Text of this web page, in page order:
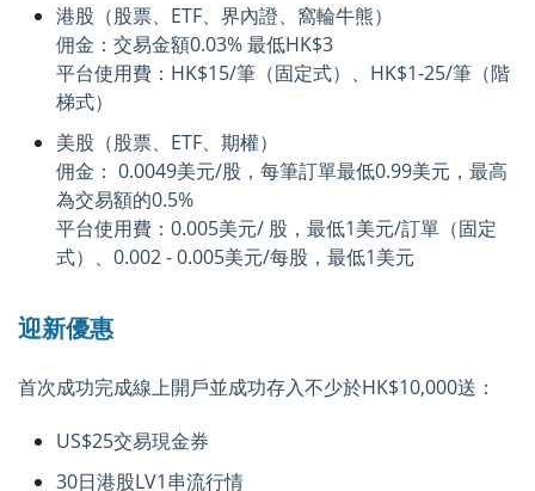
港股（股票、ETF、界內證、窩輪牛熊）
佣金：交易金額0.03% 最低HK$3
平台使用費：HK$15/筆（固定式）、HK$1-25/筆（階
梯式）
美股（股票、ETF、期權）
佣金： 0.0049美元/股，每筆訂單最低0.99美元，最高
為交易額的0.5%
平台使用費：0.005美元/ 股，最低1美元/訂單（固定
式）、0.002 - 0.005美元/每股，最低1美元
迎新優惠
首次成功完成線上開戶並成功存入不少於HK$10,000送：
US$25交易現金券
30日港股LV1串流行情